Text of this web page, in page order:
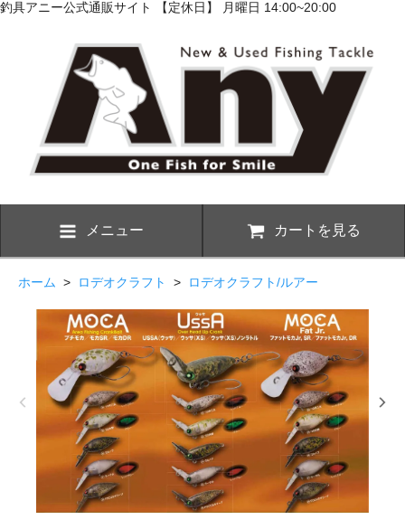
釣具アニー公式通販サイト 【定休日】 月曜日 14:00~20:00
メニュー カートを見る
ホーム > ロデオクラフト > ロデオクラフト/ルアー